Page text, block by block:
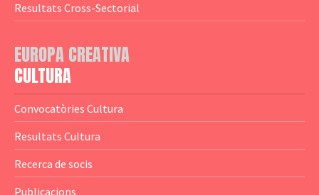
— Altres Guies
— Presentacions
— Estudis
Resultats Cross-Sectorial
EUROPA CREATIVA
CULTURA
Convocatòries Cultura
Resultats Cultura
Recerca de socis
Publicacions